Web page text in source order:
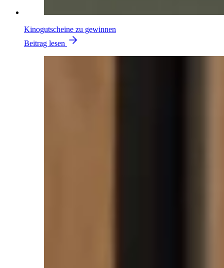
Kinogutscheine zu gewinnen
Beitrag lesen